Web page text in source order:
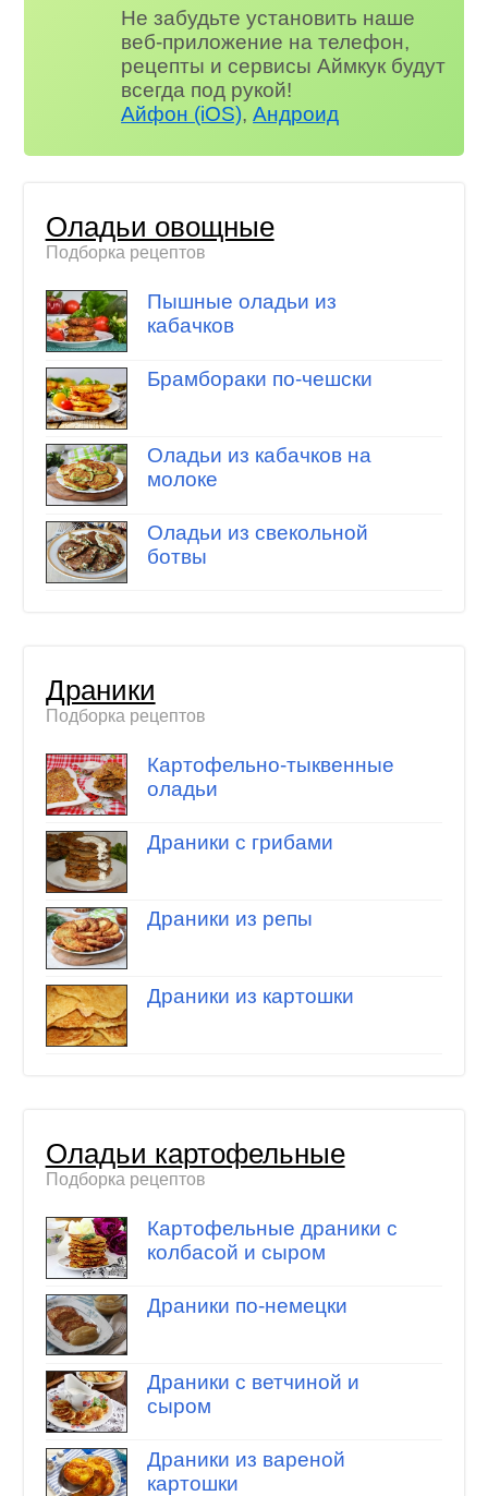
Не забудьте установить наше
веб-приложение на телефон,
рецепты и сервисы Аймкук будут
всегда под рукой!
Айфон (iOS),Андроид
Оладьи овощные
Подборка рецептов
Пышные оладьи из
кабачков
Брамбораки по-чешски
Оладьи из кабачков на
молоке
Оладьи из свекольной
ботвы
Драники
Подборка рецептов
Картофельно-тыквенные
оладьи
Драники с грибами
Драники из репы
Драники из картошки
Оладьи картофельные
Подборка рецептов
Картофельные драники с
колбасой и сыром
Драники по-немецки
Драники с ветчиной и
сыром
Драники из вареной
картошки